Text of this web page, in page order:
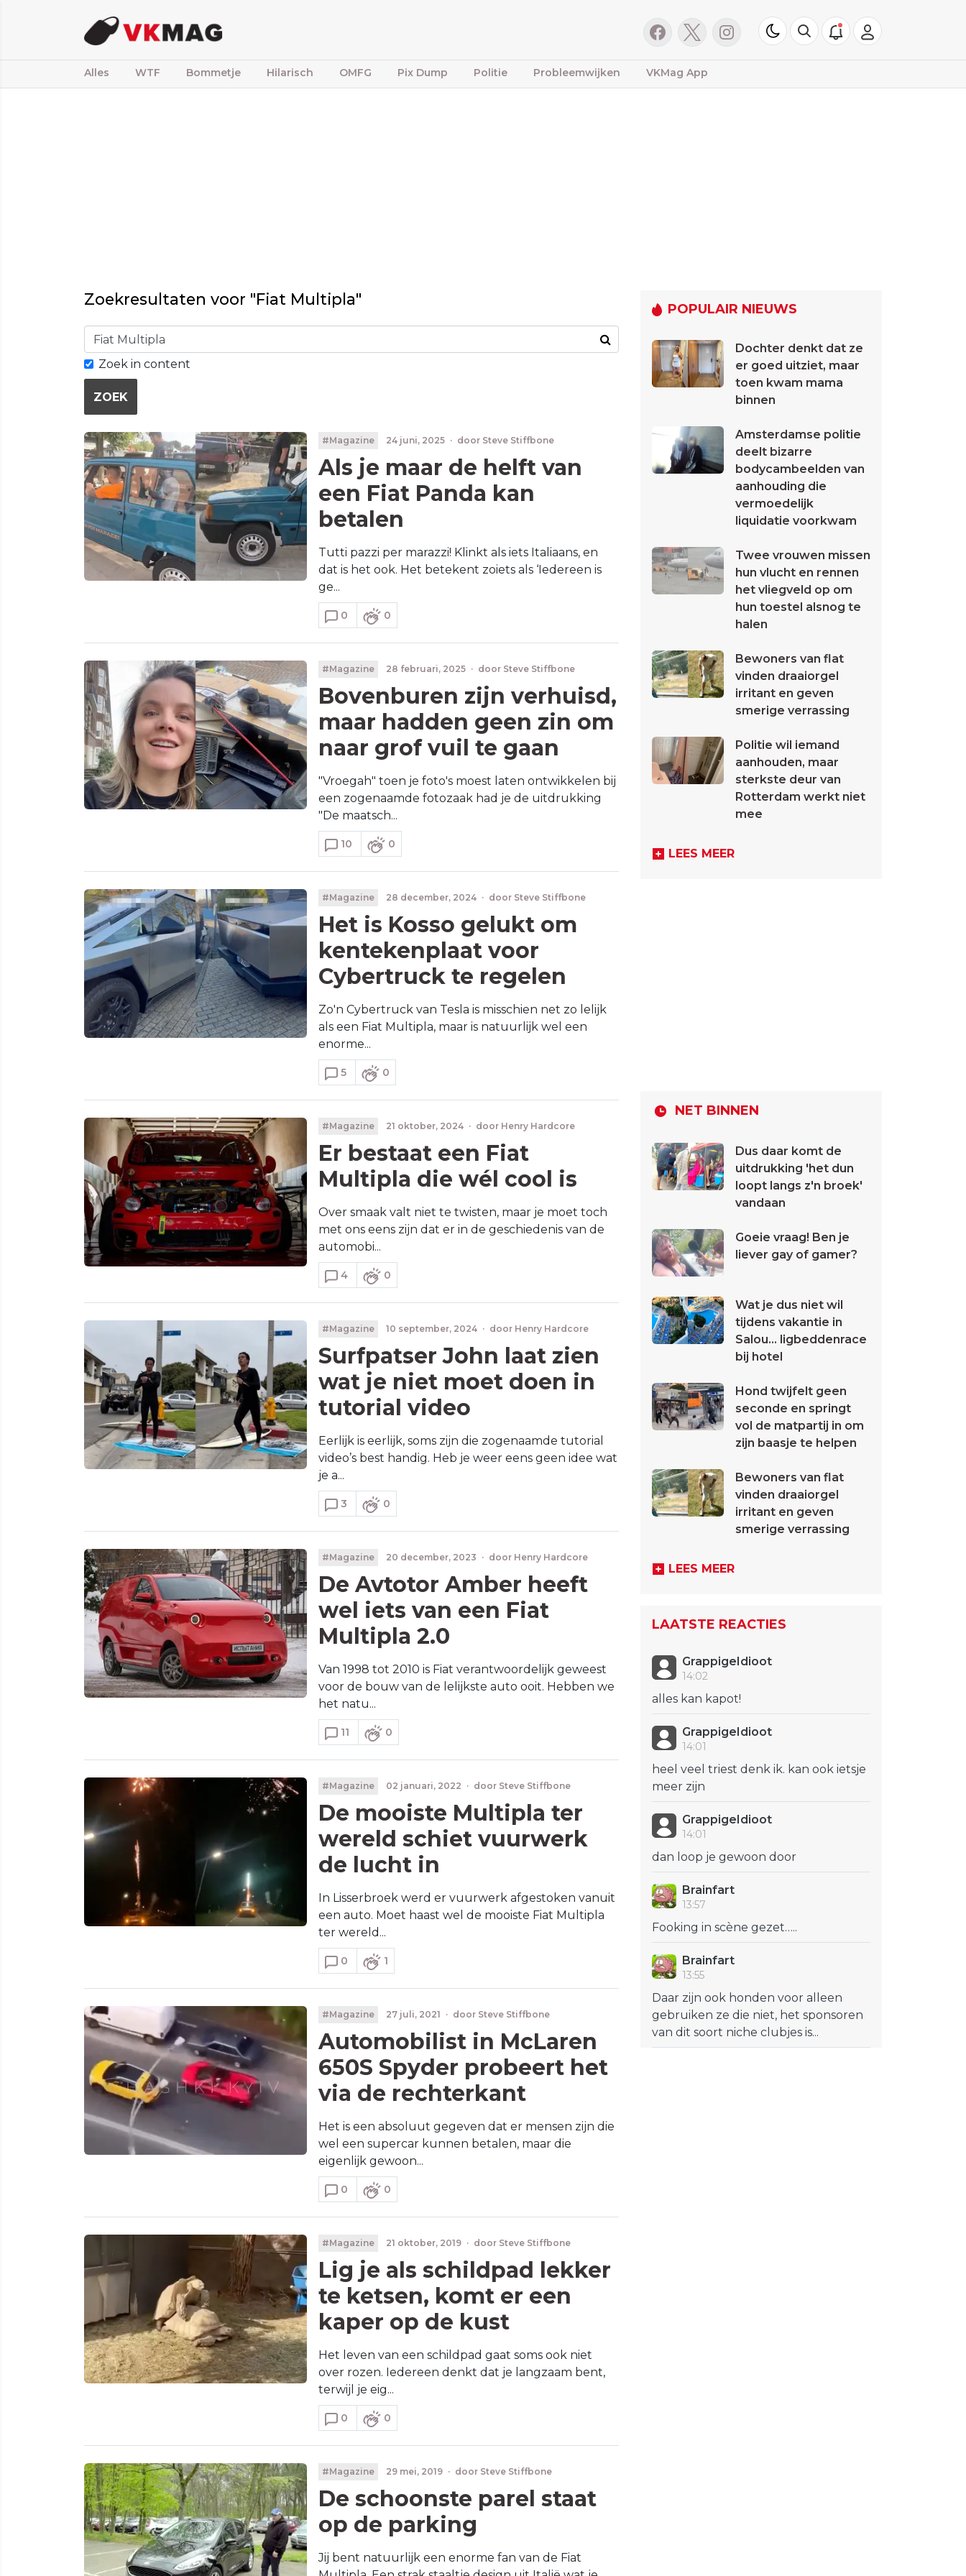
Alles WTF Bommetje Hilarisch OMFG Pix Dump Politie Probleemwijken VKMag App
Zoekresultaten voor "Fiat Multipla"
Zoek in content
ZOEK
#Magazine 24 juni, 2025 · door Steve Stiffbone
Als je maar de helft van
een Fiat Panda kan
betalen
Tutti pazzi per marazzi! Klinkt als iets Italiaans, en
dat is het ook. Het betekent zoiets als ‘Iedereen is
ge...
0 0
#Magazine 28 februari, 2025 · door Steve Stiffbone
Bovenburen zijn verhuisd,
maar hadden geen zin om
naar grof vuil te gaan
"Vroegah" toen je foto's moest laten ontwikkelen bij
een zogenaamde fotozaak had je de uitdrukking
"De maatsch...
10 0
#Magazine 28 december, 2024 · door Steve Stiffbone
Het is Kosso gelukt om
kentekenplaat voor
Cybertruck te regelen
Zo'n Cybertruck van Tesla is misschien net zo lelijk
als een Fiat Multipla, maar is natuurlijk wel een
enorme...
5 0
#Magazine 21 oktober, 2024 · door Henry Hardcore
Er bestaat een Fiat
Multipla die wél cool is
Over smaak valt niet te twisten, maar je moet toch
met ons eens zijn dat er in de geschiedenis van de
automobi...
4 0
#Magazine 10 september, 2024 · door Henry Hardcore
Surfpatser John laat zien
wat je niet moet doen in
tutorial video
Eerlijk is eerlijk, soms zijn die zogenaamde tutorial
video’s best handig. Heb je weer eens geen idee wat
je a...
3 0
#Magazine 20 december, 2023 · door Henry Hardcore
De Avtotor Amber heeft
wel iets van een Fiat
Multipla 2.0
Van 1998 tot 2010 is Fiat verantwoordelijk geweest
voor de bouw van de lelijkste auto ooit. Hebben we
het natu...
11 0
#Magazine 02 januari, 2022 · door Steve Stiffbone
De mooiste Multipla ter
wereld schiet vuurwerk
de lucht in
In Lisserbroek werd er vuurwerk afgestoken vanuit
een auto. Moet haast wel de mooiste Fiat Multipla
ter wereld...
0 1
#Magazine 27 juli, 2021 · door Steve Stiffbone
Automobilist in McLaren
650S Spyder probeert het
via de rechterkant
Het is een absoluut gegeven dat er mensen zijn die
wel een supercar kunnen betalen, maar die
eigenlijk gewoon...
0 0
#Magazine 21 oktober, 2019 · door Steve Stiffbone
Lig je als schildpad lekker
te ketsen, komt er een
kaper op de kust
Het leven van een schildpad gaat soms ook niet
over rozen. Iedereen denkt dat je langzaam bent,
terwijl je eig...
0 0
#Magazine 29 mei, 2019 · door Steve Stiffbone
De schoonste parel staat
op de parking
Jij bent natuurlijk een enorme fan van de Fiat
POPULAIR NIEUWS
Dochter denkt dat ze
er goed uitziet, maar
toen kwam mama
binnen
Amsterdamse politie
deelt bizarre
bodycambeelden van
aanhouding die
vermoedelijk
liquidatie voorkwam
Twee vrouwen missen
hun vlucht en rennen
het vliegveld op om
hun toestel alsnog te
halen
Bewoners van flat
vinden draaiorgel
irritant en geven
smerige verrassing
Politie wil iemand
aanhouden, maar
sterkste deur van
Rotterdam werkt niet
mee
LEES MEER
NET BINNEN
Dus daar komt de
uitdrukking 'het dun
loopt langs z'n broek'
vandaan
Goeie vraag! Ben je
liever gay of gamer?
Wat je dus niet wil
tijdens vakantie in
Salou... ligbeddenrace
bij hotel
Hond twijfelt geen
seconde en springt
vol de matpartij in om
zijn baasje te helpen
Bewoners van flat
vinden draaiorgel
irritant en geven
smerige verrassing
LEES MEER
LAATSTE REACTIES
GrappigeIdioot
14:02
alles kan kapot!
GrappigeIdioot
14:01
heel veel triest denk ik. kan ook ietsje
meer zijn
GrappigeIdioot
14:01
dan loop je gewoon door
Brainfart
13:57
Fooking in scène gezet…..
Brainfart
13:55
Daar zijn ook honden voor alleen
gebruiken ze die niet, het sponsoren
van dit soort niche clubjes is...